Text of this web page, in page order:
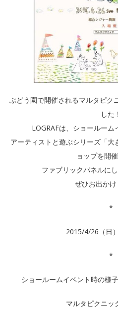
ぶどう園で開催されるマルタピク
した！
LOGRAFは、ショールー
アーティストと遊ぶシリーズ「
ョップを開催
ファブリックパネルに
ぜひお出か
*
2015/4/26（日
*
ショールームイベント時の様
マルタピクニッ